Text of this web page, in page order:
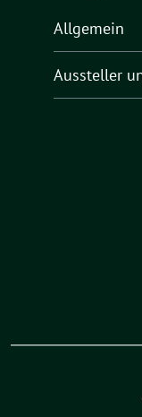
Allgemein
Aussteller